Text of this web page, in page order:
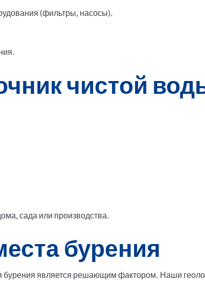
(фильтры, насосы).
чистой
сада или производства.
бурения
бурения является решающим фактором. Наши